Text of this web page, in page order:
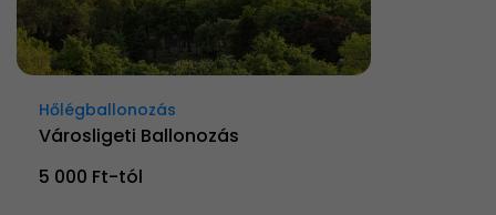
Hőlégballonozás
Városligeti Ballonozás
5 000 Ft-tól